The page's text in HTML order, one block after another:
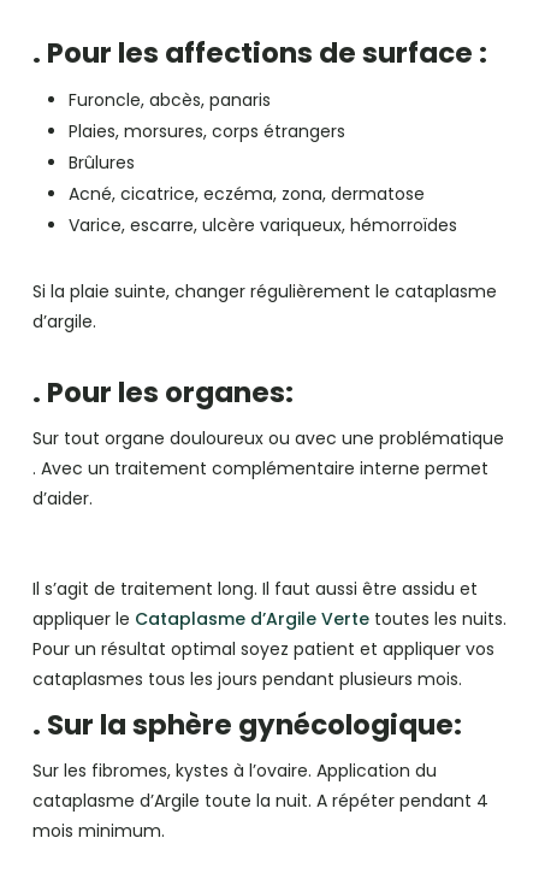
. Pour les affections de surface :
Furoncle, abcès, panaris
Plaies, morsures, corps étrangers
Brûlures
Acné, cicatrice, eczéma, zona, dermatose
Varice, escarre, ulcère variqueux, hémorroïdes
Si la plaie suinte, changer régulièrement le cataplasme
d’argile.
. Pour les organes:
Sur tout organe douloureux ou avec une problématique
. Avec un traitement complémentaire interne permet
d’aider.
Il s’agit de traitement long. Il faut aussi être assidu et
appliquer le Cataplasme d’Argile Vertetoutes les nuits.
Pour un résultat optimal soyez patient et appliquer vos
cataplasmes tous les jours pendant plusieurs mois.
. Sur la sphère gynécologique:
Sur les fibromes, kystes à l’ovaire. Application du
cataplasme d’Argile toute la nuit. A répéter pendant 4
mois minimum.